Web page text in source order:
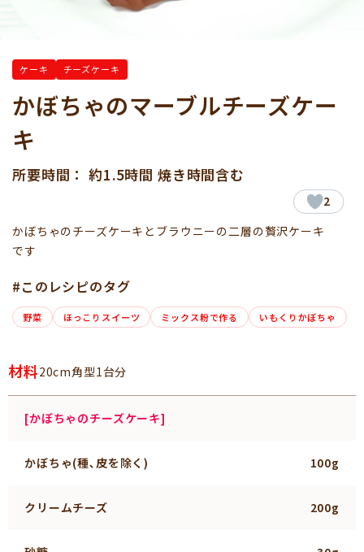
ケーキ チーズケーキ
かぼちゃのマーブルチーズケー
キ
所要時間： 約1.5時間 焼き時間含む
かぼちゃのチーズケーキとブラウニーの二層の贅沢ケーキ
です
2
#このレシピのタグ
野菜 ほっこりスイーツ ミックス粉で作る いもくりかぼちゃ
材料20cm角型1台分
[かぼちゃのチーズケーキ]
かぼちゃ(種､皮を除く) 100g
クリームチーズ 200g